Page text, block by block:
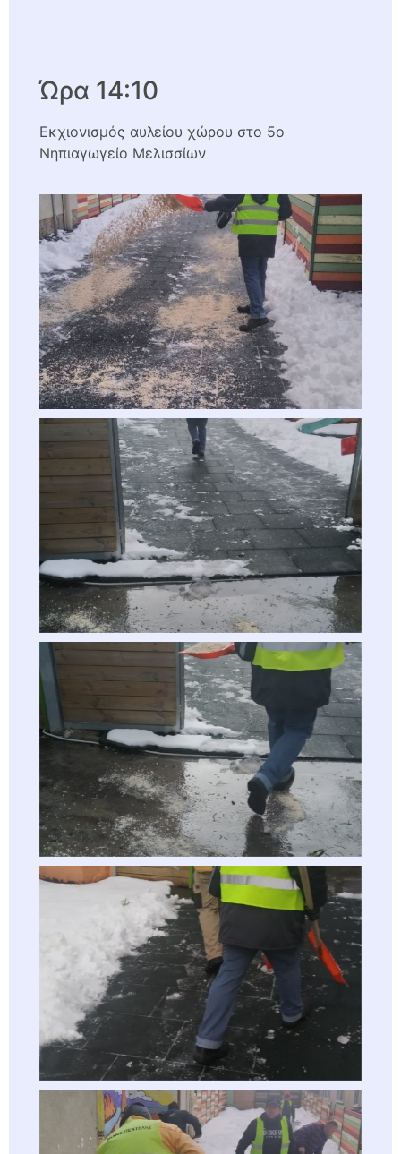
Ώρα 14:10
Εκχιονισμός αυλείου χώρου στο 5ο
Νηπιαγωγείο Μελισσίων